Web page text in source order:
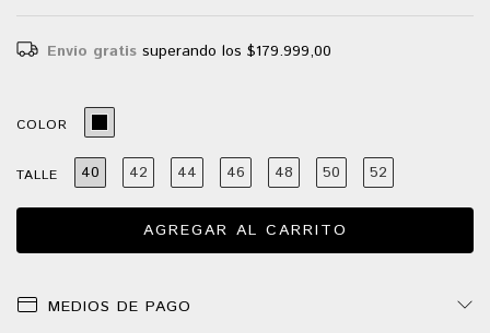
Envío gratis superando los $179.999,00
COLOR
TALLE 40 42 44 46 48 50 52
MEDIOS DE PAGO